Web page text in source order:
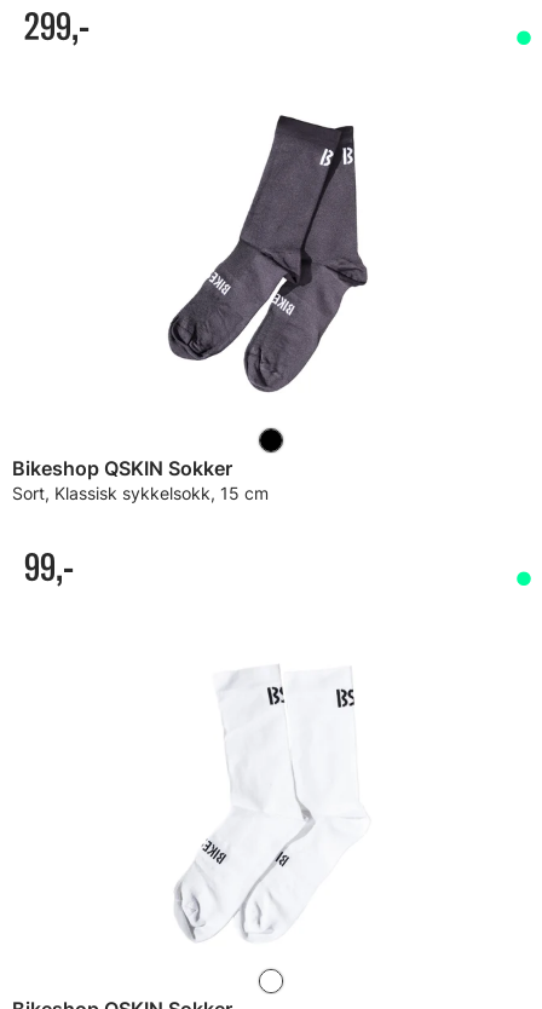
299,-
Bikeshop QSKIN Sokker
Sort, Klassisk sykkelsokk, 15 cm
99,-